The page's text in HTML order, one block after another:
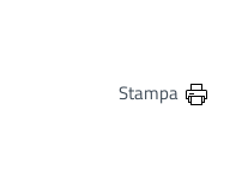
su Facebook
pagina su Twitter
questa pagina su Linkedin
Condividi questa pagina via
Stampa